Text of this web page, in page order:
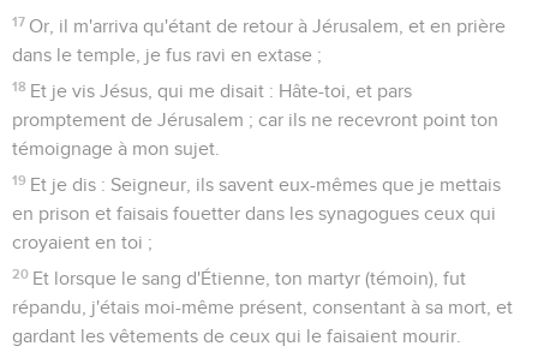
17 Or, il m'arriva qu'étant de retour à Jérusalem, et en prière
dans le temple, je fus ravi en extase ;
18 Et je vis Jésus, qui me disait : Hâte-toi, et pars
promptement de Jérusalem ; car ils ne recevront point ton
témoignage à mon sujet.
19 Et je dis : Seigneur, ils savent eux-mêmes que je mettais
en prison et faisais fouetter dans les synagogues ceux qui
croyaient en toi ;
20 Et lorsque le sang d'Étienne, ton martyr (témoin), fut
répandu, j'étais moi-même présent, consentant à sa mort, et
gardant les vêtements de ceux qui le faisaient mourir.